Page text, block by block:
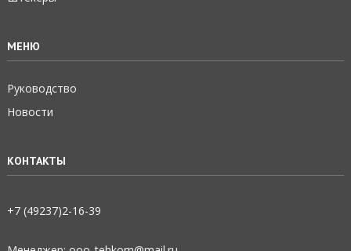
МЕНЮ
Руководство
Новости
КОНТАКТЫ
+7 (49237)2­-16-­39